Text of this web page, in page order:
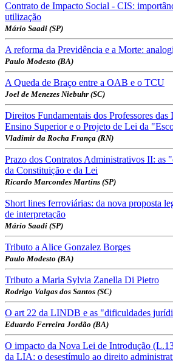
Contrato de Impacto Social - CIS:
utilização
Mário Saadi (SP)
A reforma da Previdência e a Morte:
Paulo Modesto (BA)
A Queda de Braço entre a OAB e o TCU
Joel de Menezes Niebuhr (SC)
Direitos Fundamentais dos Professores das
Ensino Superior e o Projeto de Lei da
Vladimir da Rocha França (RN)
Prazo dos Contratos Administrativos II: as
da Constituição e da Lei
Ricardo Marcondes Martins (SP)
Short lines ferroviárias: da nova proposta
de interpretação
Mário Saadi (SP)
Tributo a Alice Gonzalez Borges
Paulo Modesto (BA)
Tributo a Maria Sylvia Zanella Di Pietro
Rodrigo Valgas dos Santos (SC)
O art 22 da LINDB e as "dificuldades
Eduardo Ferreira Jordão (BA)
O impacto da Nova Lei de Introdução
da LIA: o desestímulo ao direito